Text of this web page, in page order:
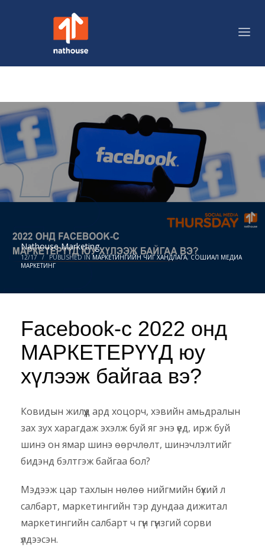
Nathouse Marketing
12/17 / PUBLISHED INМАРКЕТИНГИЙН ЧИГ ХАНДЛАГА,СОШИАЛ МЕДИА
МАРКЕТИНГ
Facebook-с 2022 онд
МАРКЕТЕРҮҮД юу
хүлээж байгаа вэ?
Ковидын жилүүд ард хоцорч, хэвийн амьдралын
зах зух харагдаж эхэлж буй яг энэ үед, ирж буй
шинэ он ямар шинэ өөрчлөлт, шинэчлэлтийг
бидэнд бэлтгэж байгаа бол?
Мэдээж цар тахлын нөлөө нийгмийн бүхий л
салбарт, маркетингийн тэр дундаа дижитал
маркетингийн салбарт ч гүн гүнзгий сорви
үлдээсэн.